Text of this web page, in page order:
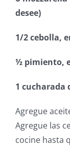
desee)
1/2 cebolla,
½ pimiento,
1 cucharada
Agregue
Agregue las
cocine hasta